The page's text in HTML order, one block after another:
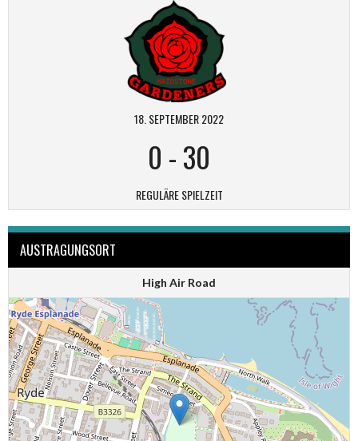
18. SEPTEMBER 2022
0 -30
REGULÄRE SPIELZEIT
AUSTRAGUNGSORT
High Air Road